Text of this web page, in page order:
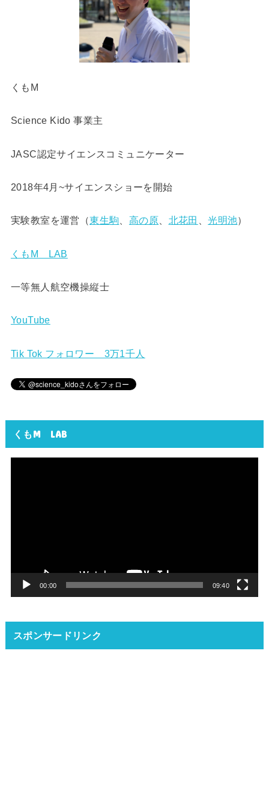
くもM
Science Kido 事業主
JASC認定サイエンスコミュニケーター
2018年4月~サイエンスショーを開始
実験教室を運営（東生駒 高の原 北花田 、光明池）
くもM LAB
一等無人航空機操縦士
YouTube
Tik Tok フォロワー 3万1千人
くもM LAB
00:00 09:40
スポンサードリンク